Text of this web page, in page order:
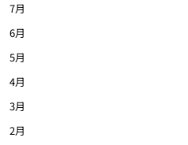
7月
6月
5月
4月
3月
2月